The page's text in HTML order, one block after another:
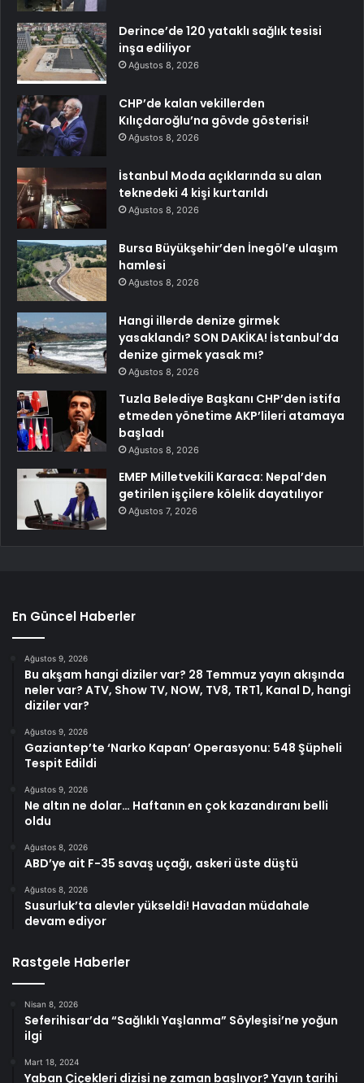
Derince’de 120 yataklı sağlık tesisi
inşa ediliyor
Ağustos 8, 2026
CHP’de kalan vekillerden
Kılıçdaroğlu’na gövde gösterisi!
Ağustos 8, 2026
İstanbul Moda açıklarında su alan
teknedeki 4 kişi kurtarıldı
Ağustos 8, 2026
Bursa Büyükşehir’den İnegöl’e ulaşım
hamlesi
Ağustos 8, 2026
Hangi illerde denize girmek
yasaklandı? SON DAKİKA! İstanbul’da
denize girmek yasak mı?
Ağustos 8, 2026
Tuzla Belediye Başkanı CHP’den istifa
etmeden yönetime AKP’lileri atamaya
başladı
Ağustos 8, 2026
EMEP Milletvekili Karaca: Nepal’den
getirilen işçilere kölelik dayatılıyor
Ağustos 7, 2026
En Güncel Haberler
Ağustos 9, 2026
Bu akşam hangi diziler var? 28 Temmuz yayın akışında
neler var? ATV, Show TV, NOW, TV8, TRT1, Kanal D, hangi
diziler var?
Ağustos 9, 2026
Gaziantep’te ‘Narko Kapan’ Operasyonu: 548 Şüpheli
Tespit Edildi
Ağustos 9, 2026
Ne altın ne dolar… Haftanın en çok kazandıranı belli
oldu
Ağustos 8, 2026
ABD’ye ait F-35 savaş uçağı, askeri üste düştü
Ağustos 8, 2026
Susurluk’ta alevler yükseldi! Havadan müdahale
devam ediyor
Rastgele Haberler
Nisan 8, 2026
Seferihisar’da “Sağlıklı Yaşlanma” Söyleşisi’ne yoğun
ilgi
Mart 18, 2024
Yaban Çiçekleri dizisi ne zaman başlıyor? Yayın tarihi